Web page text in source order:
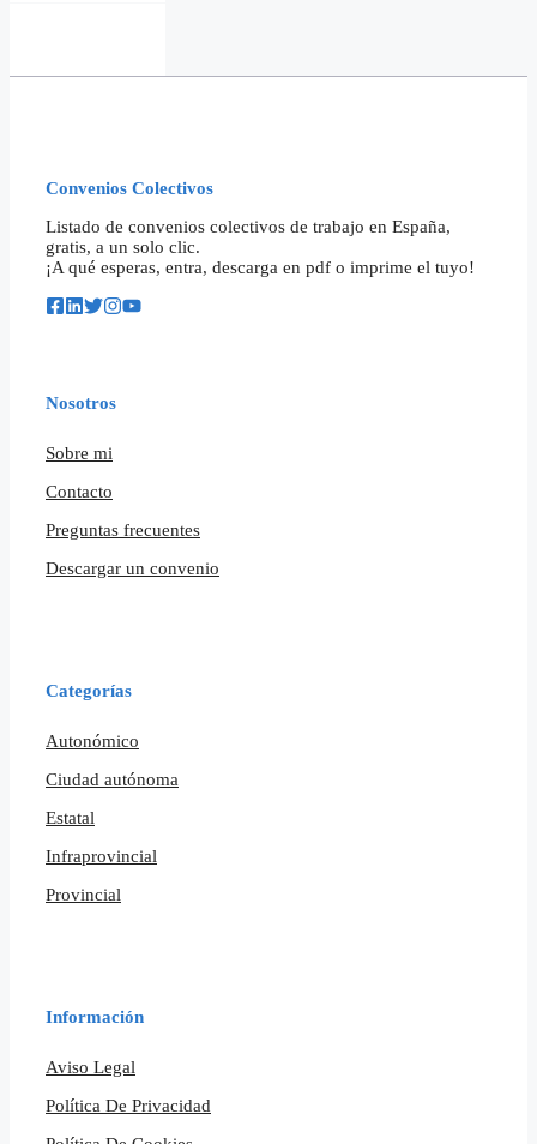
Convenios Colectivos
Listado de convenios colectivos de trabajo en España,
gratis, a un solo clic.
¡A qué esperas, entra, descarga en pdf o imprime el tuyo!
Nosotros
Sobre mi
Contacto
Preguntas frecuentes
Descargar un convenio
Categorías
Autonómico
Ciudad autónoma
Estatal
Infraprovincial
Provincial
Información
Aviso Legal
Política De Privacidad